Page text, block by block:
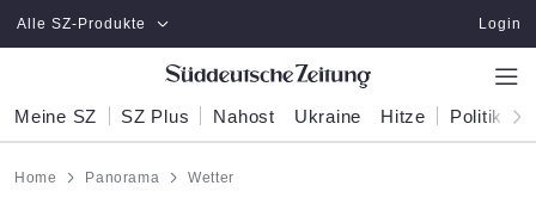
Zum Hauptinhalt springen
Alle SZ-Produkte Login
Meine SZ SZ Plus Nahost Ukraine Hitze Politik
Home Panorama Wetter